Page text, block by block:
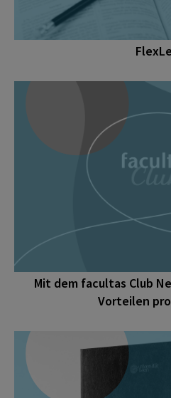
Mit dem facultas Club
Vorteilen